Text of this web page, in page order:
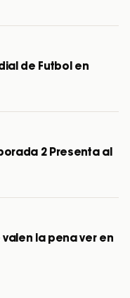
de Futbol en
2 Presenta al
la pena ver en